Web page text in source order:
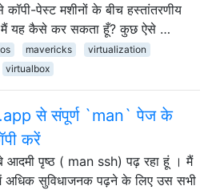
पेस्ट मशीनों के बीच हस्तांतरणीय
मैं यह कैसे कर सकता हूँ? कुछ ऐसे …
mavericks
virtualization
virtualbox
से संपूर्ण `man` पेज के
करें
आदमी पृष्ठ ( man ssh) पढ़ रहा हूं । मैं
अधिक सुविधाजनक पढ़ने के लिए उस सभी